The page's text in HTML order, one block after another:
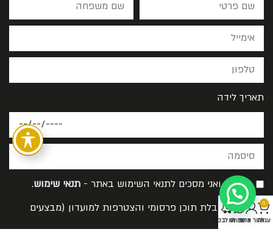
תאריך לידה
קראתי ואני מסכים לתנאי השימוש באתר - תנאי שימוש.
אישור קבלת תוכן פרסומי והצטרפות למועדון (מבצעים
והנחות)
0
עגלהאזור אישיכתבו לנובואו לבקר